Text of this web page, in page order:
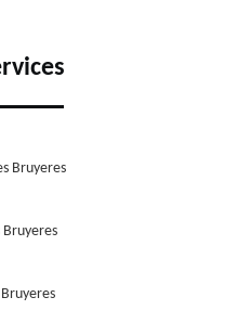
Bruyeres
Bruyeres